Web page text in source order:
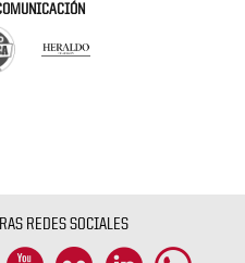
REDES SOCIALES